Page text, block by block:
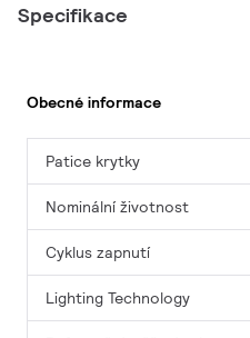
Specifikace
Obecné informace
Patice krytky
Nominální životnost
Cyklus zapnutí
Lighting Technology